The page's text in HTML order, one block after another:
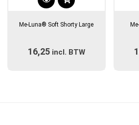
Dit
heeft
variaties.
Me-Luna® Soft Shorty Large
16,25 incl. BTW